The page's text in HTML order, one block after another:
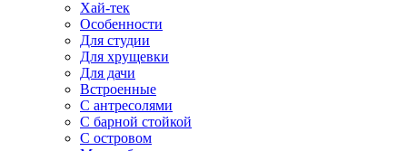
Хай-тек
Особенности
Для студии
Для хрущевки
Для дачи
Встроенные
С антресолями
С барной стойкой
С островом